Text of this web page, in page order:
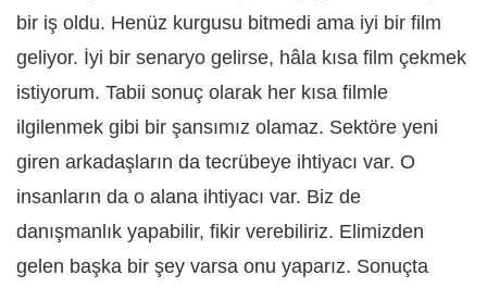
bir iş oldu. Henüz kurgusu bitmedi ama iyi bir film
geliyor. İyi bir senaryo gelirse, hâla kısa film çekmek
istiyorum. Tabii sonuç olarak her kısa filmle
ilgilenmek gibi bir şansımız olamaz. Sektöre yeni
giren arkadaşların da tecrübeye ihtiyacı var. O
insanların da o alana ihtiyacı var. Biz de
danışmanlık yapabilir, fikir verebiliriz. Elimizden
gelen başka bir şey varsa onu yaparız. Sonuçta